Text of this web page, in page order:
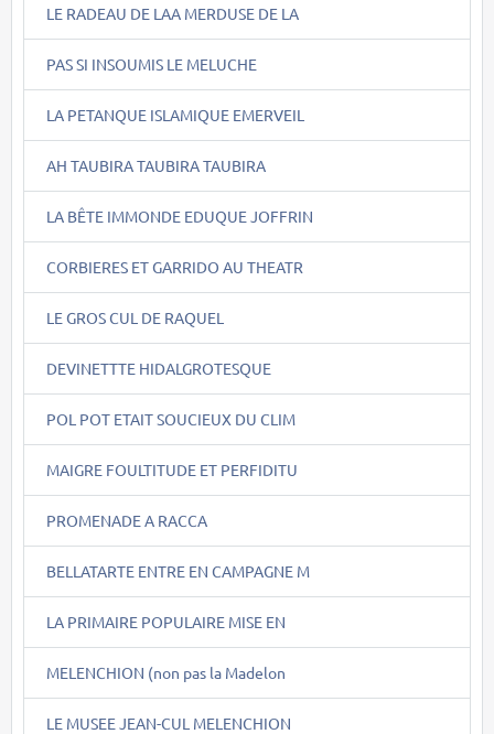
LE RADEAU DE LAA MERDUSE DE LA
PAS SI INSOUMIS LE MELUCHE
LA PETANQUE ISLAMIQUE EMERVEIL
AH TAUBIRA TAUBIRA TAUBIRA
LA BÊTE IMMONDE EDUQUE JOFFRIN
CORBIERES ET GARRIDO AU THEATR
LE GROS CUL DE RAQUEL
DEVINETTTE HIDALGROTESQUE
POL POT ETAIT SOUCIEUX DU CLIM
MAIGRE FOULTITUDE ET PERFIDITU
PROMENADE A RACCA
BELLATARTE ENTRE EN CAMPAGNE M
LA PRIMAIRE POPULAIRE MISE EN
MELENCHION (non pas la Madelon
LE MUSEE JEAN-CUL MELENCHION